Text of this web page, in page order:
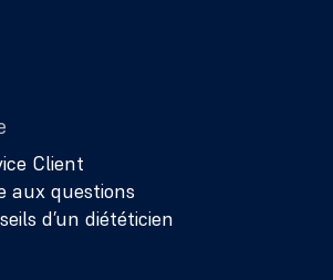
Client
aux questions
d’un diététicien